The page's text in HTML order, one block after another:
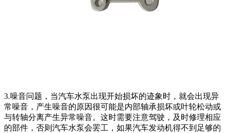
3.噪音问题，当汽车水泵出现开始损坏的迹象时，就会出现异
常噪音，产生噪音的原因很可能是内部轴承损坏或叶轮松动或
与转轴分离产生异常噪音。这时需要注意驾驶，及时修理相应
的部件，否则汽车水泵会罢工，如果汽车发动机得不到足够的